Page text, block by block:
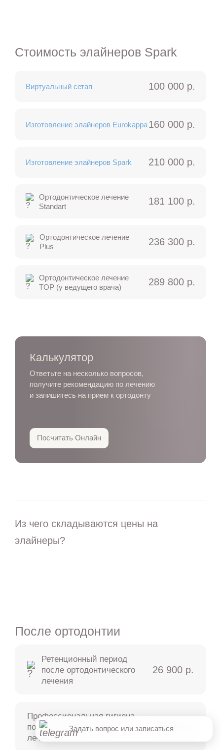
Стоимость элайнеров Spark
Виртуальный сетап 100 000 р.
Изготовление элайнеров Eurokappa160 000 р.
Изготовление элайнеров Spark 210 000 р.
Ортодонтическое лечение
Standart
181 100 р.
Ортодонтическое лечение
Plus
236 300 р.
Ортодонтическое лечение
TOP (у ведущего врача)
289 800 р.
Калькулятор
Ответьте на несколько вопросов,
получите рекомендацию по лечению
и запишитесь на прием к ортодонту
Посчитать Онлайн
Из чего складываются цены на
элайнеры?
После ортодонтии
Ретенционный период
после ортодонтического
лечения
26 900 р.
Профессиональная гигиена
после ортодонтического
лечения
12 000 р.
МАКС
Задать вопрос или записаться